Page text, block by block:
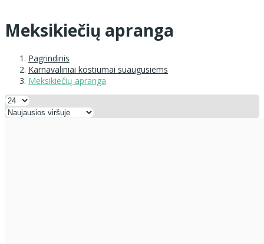
Meksikiečių apranga
Pagrindinis
Karnavaliniai kostiumai suaugusiems
Meksikiečių apranga